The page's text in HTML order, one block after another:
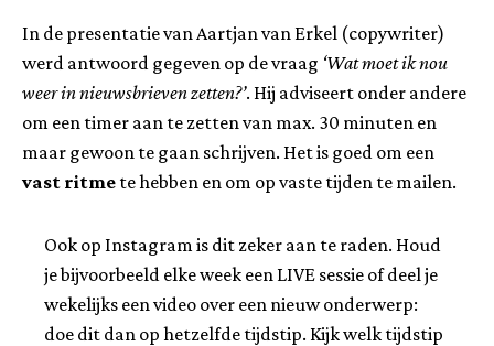
In de presentatie van Aartjan van Erkel (copywriter)
werd antwoord gegeven op de vraag ‘Wat moet ik nou
weer in nieuwsbrieven zetten?’. Hij adviseert onder andere
om een timer aan te zetten van max. 30 minuten en
maar gewoon te gaan schrijven. Het is goed om een
vast ritme te hebben en om op vaste tijden te mailen.
Ook op Instagram is dit zeker aan te raden. Houd
je bijvoorbeeld elke week een LIVE sessie of deel je
wekelijks een video over een nieuw onderwerp:
doe dit dan op hetzelfde tijdstip. Kijk welk tijdstip